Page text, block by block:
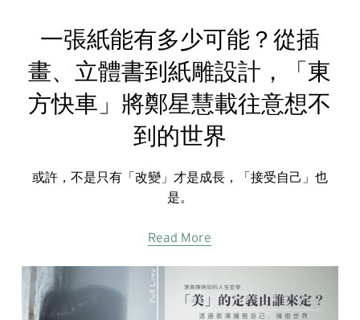
一張紙能有多少可能？從插
畫、立體書到紙雕設計，「東
方快車」將鄭星慧載往意想不
到的世界
或許，不是只有「改變」才是成長，「接受自己」也
是。
Read More